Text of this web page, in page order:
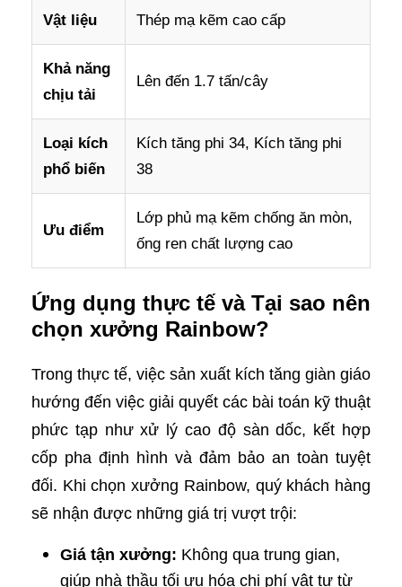
Vật liệu Thép mạ kẽm cao cấp
Khả năng
chịu tải
Lên đến 1.7 tấn/cây
Loại kích
phổ biến
Kích tăng phi 34, Kích tăng phi
38
Ưu điểm
Lớp phủ mạ kẽm chống ăn mòn,
ống ren chất lượng cao
Ứng dụng thực tế và Tại sao nên
chọn xưởng Rainbow?
Trong thực tế, việc sản xuất kích tăng giàn giáo
hướng đến việc giải quyết các bài toán kỹ thuật
phức tạp như xử lý cao độ sàn dốc, kết hợp
cốp pha định hình và đảm bảo an toàn tuyệt
đối. Khi chọn xưởng Rainbow, quý khách hàng
sẽ nhận được những giá trị vượt trội:
Giá tận xưởng: Không qua trung gian,
giúp nhà thầu tối ưu hóa chi phí vật tư từ